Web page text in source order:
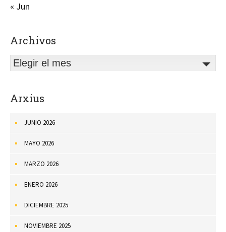
« Jun
Archivos
Elegir el mes
Arxius
JUNIO 2026
MAYO 2026
MARZO 2026
ENERO 2026
DICIEMBRE 2025
NOVIEMBRE 2025